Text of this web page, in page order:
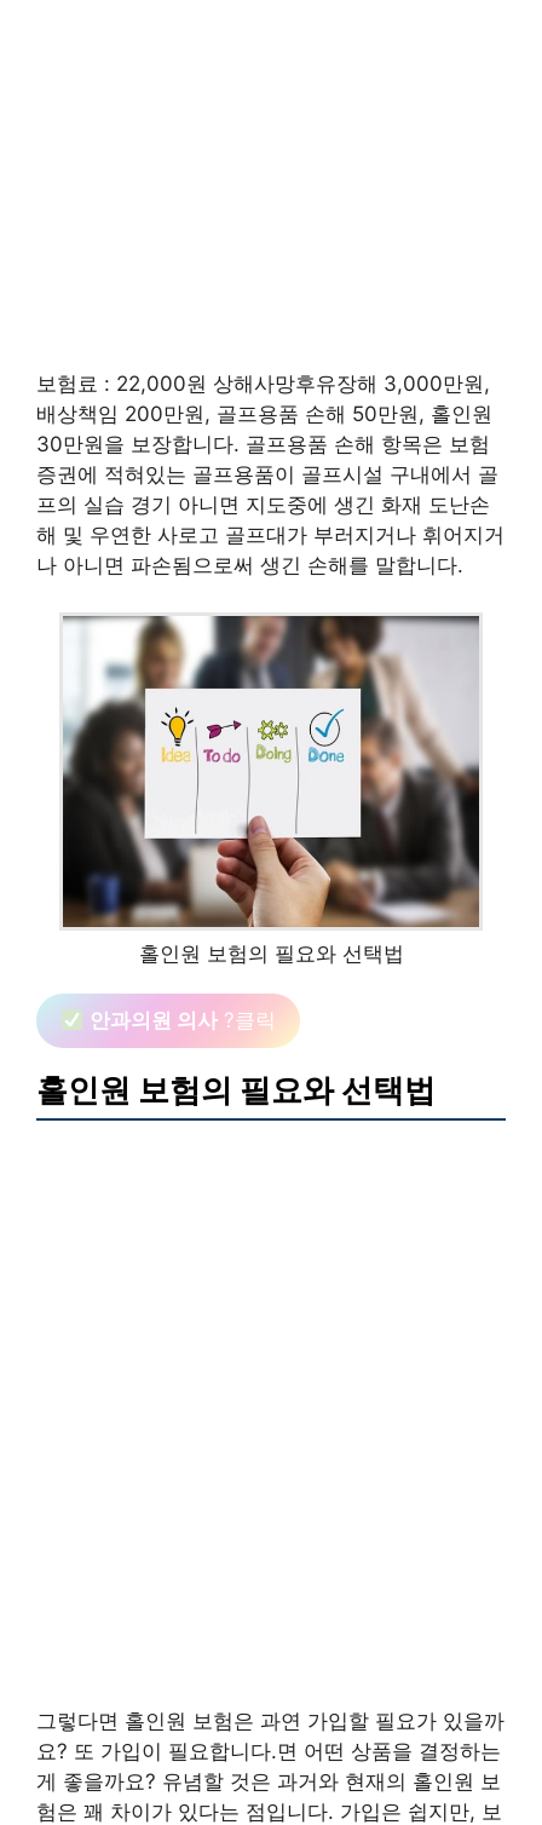
보험료 : 22,000원 상해사망후유장해 3,000만원,
배상책임 200만원, 골프용품 손해 50만원, 홀인원
30만원을 보장합니다. 골프용품 손해 항목은 보험
증권에 적혀있는 골프용품이 골프시설 구내에서 골
프의 실습 경기 아니면 지도중에 생긴 화재 도난손
해 및 우연한 사로고 골프대가 부러지거나 휘어지거
나 아니면 파손됨으로써 생긴 손해를 말합니다.
홀인원 보험의 필요와 선택법
안과의원 의사 ?클릭
홀인원 보험의 필요와 선택법
그렇다면 홀인원 보험은 과연 가입할 필요가 있을까
요? 또 가입이 필요합니다.면 어떤 상품을 결정하는
게 좋을까요? 유념할 것은 과거와 현재의 홀인원 보
험은 꽤 차이가 있다는 점입니다. 가입은 쉽지만, 보